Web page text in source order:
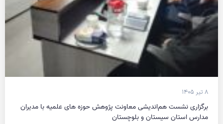
۸ تیر ۱۴۰۵
برگزاری نشست هم‌اندیشی معاونت پژوهش حوزه های علمیه با مدیران
مدارس استان سیستان و بلوچستان